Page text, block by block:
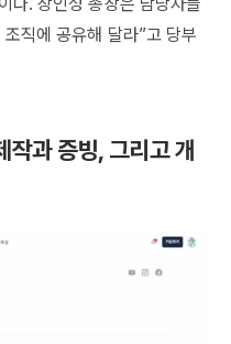
다. 장인성 총장은 담당자들
직에 공유해 달라”고 당부
과 증빙, 그리고 개